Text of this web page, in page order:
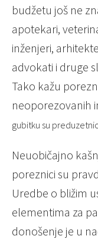
budžetu još ne
apotekari,
inženjeri,
advokati i druge
Tako kažu
neoporezovanih
gubitku su
Neuobičajno
poreznici su
Uredbe o bližim
elementima za
donošenje je u